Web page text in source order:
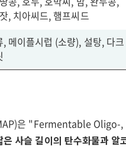
, 치아씨드, 햄프씨드
, 메이플시럽 (소량), 설탕, 다크
은 "Fermentable
사슬 길이의 탄수화물과 알